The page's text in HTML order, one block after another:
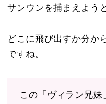
サンウンを捕まえよう
どこに飛び出すか分か
ですね。
この「ヴィラン兄